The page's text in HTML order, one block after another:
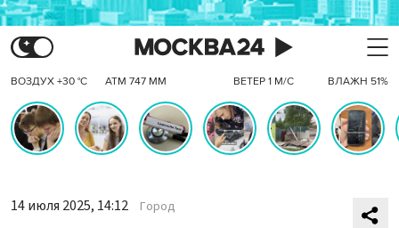
ВОЗДУХ +30 °C АТМ 747 ММ ВЕТЕР 1 М/С ВЛАЖН 51%
14 июля 2025, 14:12 Город